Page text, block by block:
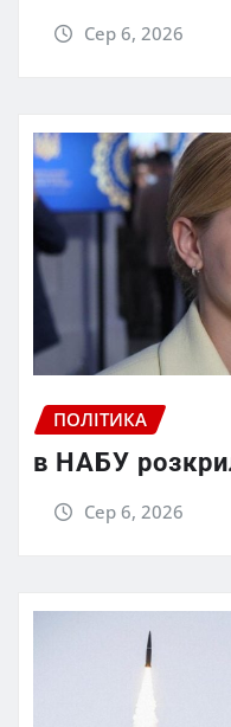
Сер 6, 2026
ПОЛІТИКА
в НАБУ
Сер 6, 2026